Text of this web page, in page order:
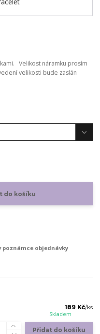
Velikost náramku prosím
velikosti bude zaslán
do košíku
poznámce objednávky
189 Kč/ks
Skladem
Přidat do košíku